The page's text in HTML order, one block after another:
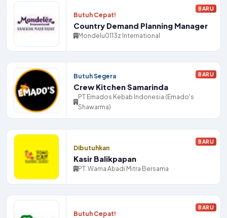
Butuh Cepat!
Country Demand Planning Manager
Mondelu0113z International
BARU
Butuh Segera
Crew Kitchen Samarinda
PT Emados Kebab Indonesia (Emado's
Shawarma)
BARU
Dibutuhkan
Kasir Balikpapan
PT. Warna Abadi Mitra Bersama
BARU
Butuh Cepat!
BARU